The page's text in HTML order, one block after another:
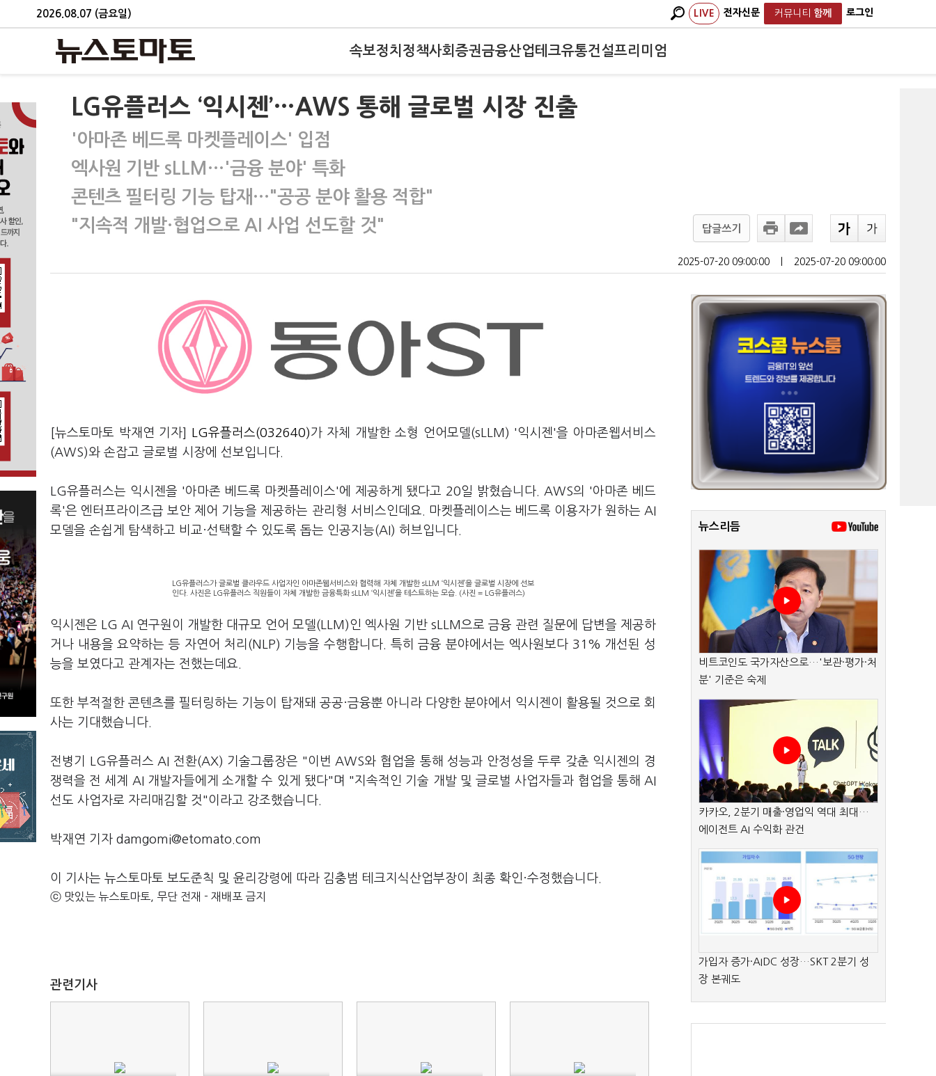
2026.08.07 (금요일) LIVE 전자신문 커뮤니티 함께 로그인
속보정치 정책사회 증권금융산업테크유통건설프리미엄
LG유플러스 ‘익시젠’…AWS 통해 글로벌 시장 진출
'아마존 베드록 마켓플레이스' 입점
엑사원 기반 sLLM…'금융 분야' 특화
콘텐츠 필터링 기능 탑재…"공공 분야 활용 적합"
"지속적 개발·협업으로 AI 사업 선도할 것"
답글쓰기
2025-07-20 09:00:00 2025-07-20 09:00:00
[뉴스토마토 박재연 기자] LG유플러스(032640)가 자체 개발한 소형 언어모델(sLLM) '익시젠'을 아마존웹서비스
(AWS)와 손잡고 글로벌 시장에 선보입니다.
LG유플러스는 익시젠을 '아마존 베드록 마켓플레이스'에 제공하게 됐다고 20일 밝혔습니다. AWS의 '아마존 베드
록'은 엔터프라이즈급 보안 제어 기능을 제공하는 관리형 서비스인데요. 마켓플레이스는 베드록 이용자가 원하는 AI
모델을 손쉽게 탐색하고 비교·선택할 수 있도록 돕는 인공지능(AI) 허브입니다.
LG유플러스가 글로벌 클라우드 사업자인 아마존웹서비스와 협력해 자체 개발한 sLLM ‘익시젠’을 글로벌 시장에 선보
인다. 사진은 LG유플러스 직원들이 자체 개발한 금융특화 sLLM ‘익시젠’을 테스트하는 모습. (사진 = LG유플러스)
익시젠은 LG AI 연구원이 개발한 대규모 언어 모델(LLM)인 엑사원 기반 sLLM으로 금융 관련 질문에 답변을 제공하
거나 내용을 요약하는 등 자연어 처리(NLP) 기능을 수행합니다. 특히 금융 분야에서는 엑사원보다 31% 개선된 성
능을 보였다고 관계자는 전했는데요.
또한 부적절한 콘텐츠를 필터링하는 기능이 탑재돼 공공·금융뿐 아니라 다양한 분야에서 익시젠이 활용될 것으로 회
사는 기대했습니다.
전병기 LG유플러스 AI 전환(AX) 기술그룹장은 "이번 AWS와 협업을 통해 성능과 안정성을 두루 갖춘 익시젠의 경
쟁력을 전 세계 AI 개발자들에게 소개할 수 있게 됐다"며 "지속적인 기술 개발 및 글로벌 사업자들과 협업을 통해 AI
선도 사업자로 자리매김할 것"이라고 강조했습니다.
박재연 기자 damgomi@etomato.com
이 기사는 뉴스토마토 보도준칙 및 윤리강령에 따라 김충범 테크지식산업부장이 최종 확인·수정했습니다.
ⓒ 맛있는 뉴스토마토, 무단 전재 - 재배포 금지
관련기사
뉴스리듬
비트코인도 국가자산으로…'보관·평가·처
분' 기준은 숙제
카카오, 2분기 매출·영업익 역대 최대…
에이전트 AI 수익화 관건
가입자 증가·AIDC 성장…SKT 2분기 성
장 본궤도